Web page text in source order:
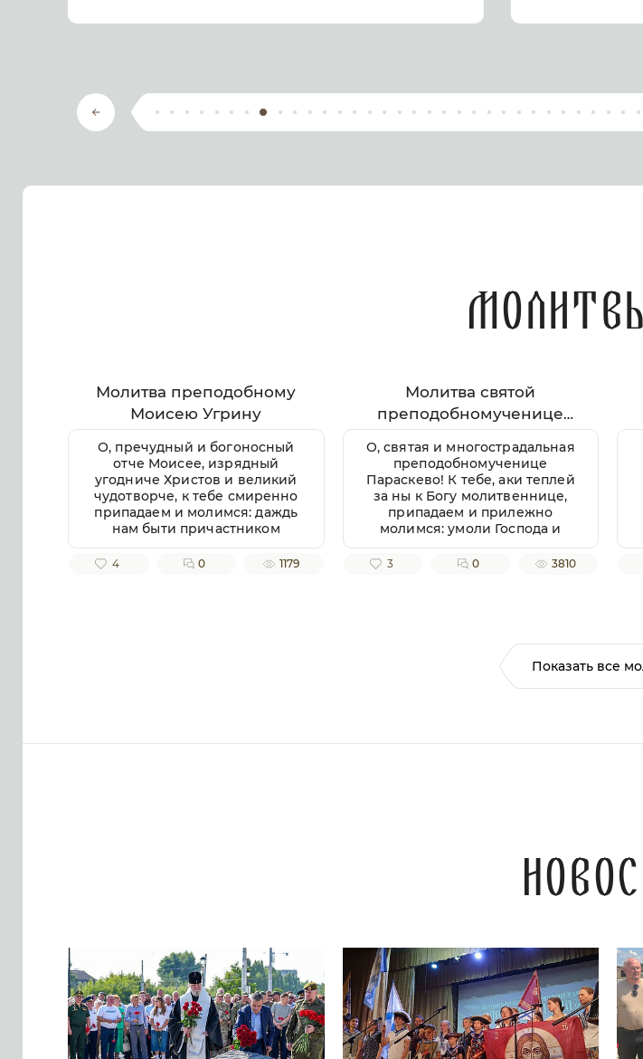
Молитва преподобному
Моисею Угрину
О, пречудный и богоносный
отче Моисее, изрядный
угодниче Христов и великий
чудотворче, к тебе смиренно
припадаем и молимся: даждь
нам быти причастником
любве твоея ко Богу и
ближнему, помози нам
молящихся тебе, и не презри
4 0 1179
Молитва святой
преподобномученице
Параскеве Римской
О, святая и многострадальная
преподобномученице
Параскево! К тебе, аки теплей
за ны к Богу молитвеннице,
припадаем и прилежно
молимся: умоли Господа и
Владыку нашего пробавити
милость Свою к нам,
благорастворение, во
благочестии христианстем
преуспеяние, к житию
временному нужная и
благочестно поживше,
нашего, еже по Бозе и
Пресвятей Богородице
крепкое на Тя возлагаем, но
святыми в радости
блаженства вечнаго славити
во твоем заступлении
великую милость Бога
нашего, Отца, и Сына, и
Святаго Духа, ныне и присно,
и во веки веков. Аминь.
3 0 3810
Показать все